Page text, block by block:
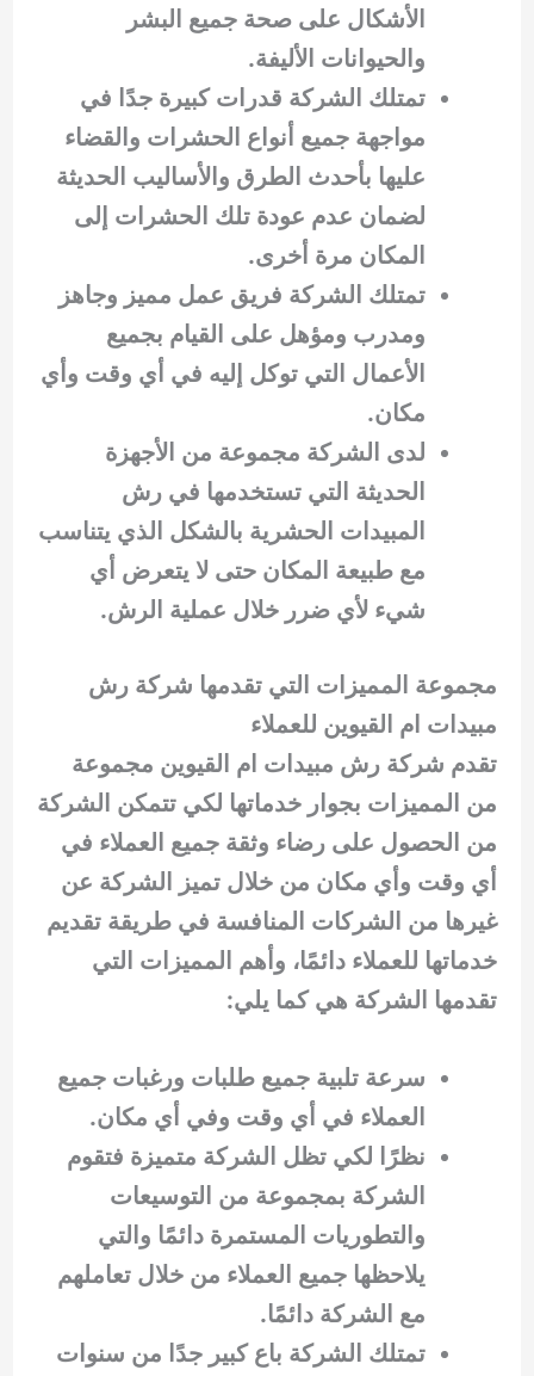
الأشكال على صحة جميع البشر
والحيوانات الأليفة.
تمتلك الشركة قدرات كبيرة جدًا في
مواجهة جميع أنواع الحشرات والقضاء
عليها بأحدث الطرق والأساليب الحديثة
لضمان عدم عودة تلك الحشرات إلى
المكان مرة أخرى.
تمتلك الشركة فريق عمل مميز وجاهز
ومدرب ومؤهل على القيام بجميع
الأعمال التي توكل إليه في أي وقت وأي
مكان.
لدى الشركة مجموعة من الأجهزة
الحديثة التي تستخدمها في رش
المبيدات الحشرية بالشكل الذي يتناسب
مع طبيعة المكان حتى لا يتعرض أي
شيء لأي ضرر خلال عملية الرش.
مجموعة المميزات التي تقدمها شركة رش
مبيدات ام القيوين للعملاء
تقدم شركة رش مبيدات ام القيوين مجموعة
من المميزات بجوار خدماتها لكي تتمكن الشركة
من الحصول على رضاء وثقة جميع العملاء في
أي وقت وأي مكان من خلال تميز الشركة عن
غيرها من الشركات المنافسة في طريقة تقديم
خدماتها للعملاء دائمًا، وأهم المميزات التي
تقدمها الشركة هي كما يلي:
سرعة تلبية جميع طلبات ورغبات جميع
العملاء في أي وقت وفي أي مكان.
نظرًا لكي تظل الشركة متميزة فتقوم
الشركة بمجموعة من التوسيعات
والتطوريات المستمرة دائمًا والتي
يلاحظها جميع العملاء من خلال تعاملهم
مع الشركة دائمًا.
تمتلك الشركة باع كبير جدًا من سنوات